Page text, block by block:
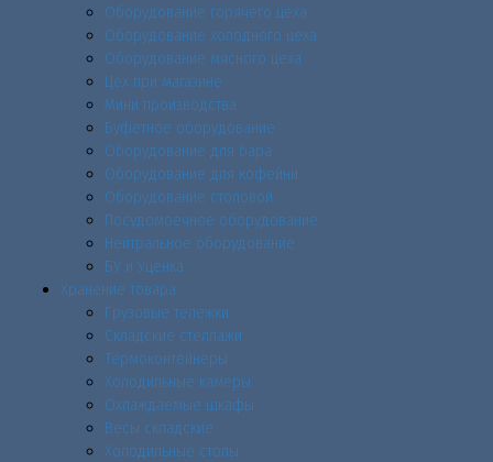
Оборудование горячего цеха
Оборудование холодного цеха
Оборудование мясного цеха
Цех при магазине
Мини производства
Буфетное оборудование
Оборудование для бара
Оборудование для кофейни
Оборудование столовой
Посудомоечное оборудование
Нейтральное оборудование
БУ и Уценка
Хранение товара
Грузовые тележки
Складские стеллажи
Термоконтейнеры
Холодильные камеры
Охлаждаемые шкафы
Весы складские
Холодильные столы